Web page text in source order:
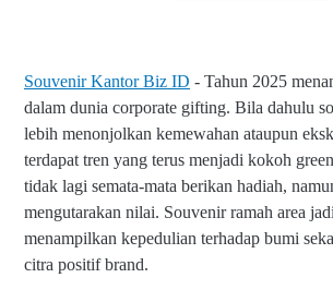
Souvenir Kantor Biz ID - Tahun 2025
dalam dunia corporate gifting. Bila dahulu
lebih menonjolkan kemewahan ataupun
terdapat tren yang terus menjadi kokoh
tidak lagi semata-mata berikan hadiah,
mengutarakan nilai. Souvenir ramah area
menampilkan kepedulian terhadap bumi
citra positif brand.